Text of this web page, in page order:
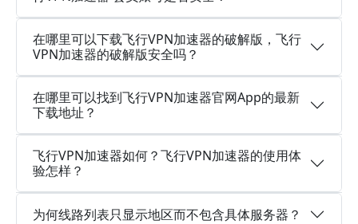
在哪里可以下载飞行VPN加速器的破解版，飞行
VPN加速器的破解版安全吗？
在哪里可以找到飞行VPN加速器官网App的最新
下载地址？
飞行VPN加速器如何？飞行VPN加速器的使用体
验怎样？
为何线路列表只显示地区而不包含具体服务器？